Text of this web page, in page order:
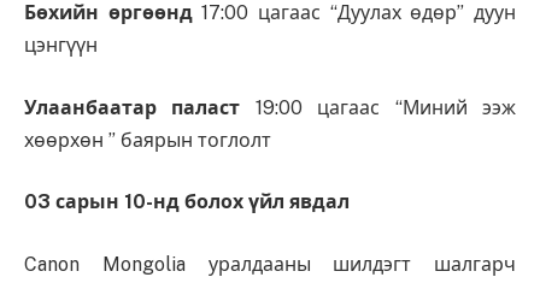
Бөхийн өргөөнд17:00 цагаас “Дуулах өдөр” дуун
цэнгүүн
Улаанбаатар паласт 19:00 цагаас “Миний ээж
хөөрхөн ” баярын тоглолт
03 сарын 10-нд болох үйл явдал
Canon Mongolia уралдааны шилдэгт шалгарч